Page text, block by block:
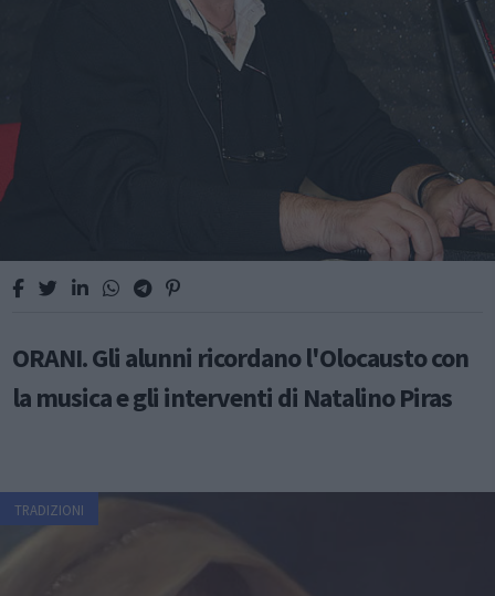
ORANI. Gli alunni ricordano l'Olocausto con
la musica e gli interventi di Natalino Piras
TRADIZIONI